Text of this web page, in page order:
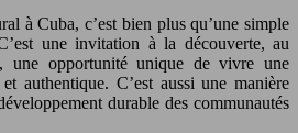
à Cuba, c’est bien plus qu’une simple
une invitation à la découverte, au
une opportunité unique de vivre une
authentique. C’est aussi une manière
durable des communautés